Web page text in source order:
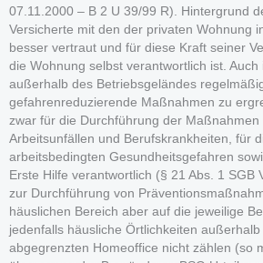
07.11.2000 – B 2 U 39/99 R). Hintergrund
Versicherte mit den der privaten Wohnung
besser vertraut und für diese Kraft seiner
die Wohnung selbst verantwortlich ist.
außerhalb des Betriebsgeländes
gefahrenreduzierende Maßnahmen zu
zwar für die Durchführung der Maßnahmen
Arbeitsunfällen und Berufskrankheiten, für
arbeitsbedingten Gesundheitsgefahren
Erste Hilfe verantwortlich (§ 21 Abs. 1 SGB
zur Durchführung von
häuslichen Bereich aber auf die jeweilige
jedenfalls häusliche Örtlichkeiten
abgegrenzten Homeoffice nicht zählen (so